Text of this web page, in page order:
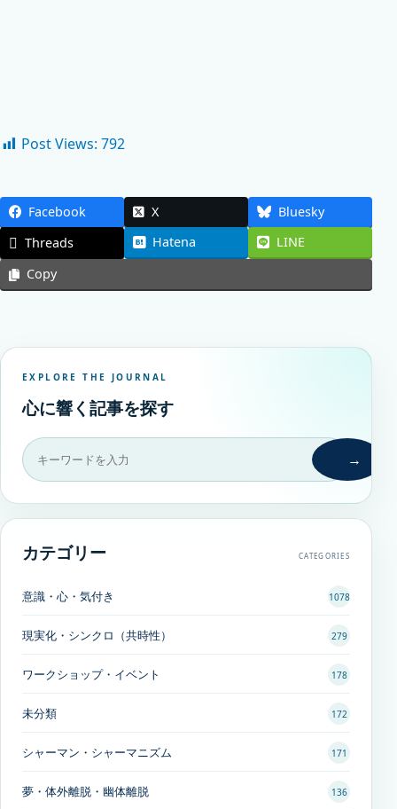
Post Views: 792
Facebook X
Bluesky
Threads
Hatena
LINE
Copy
EXPLORE THE JOURNAL
心に響く記事を探す
→
カテゴリー CATEGORIES
意識・心・気付き 1078
現実化・シンクロ（共時性） 279
ワークショップ・イベント 178
未分類 172
シャーマン・シャーマニズム 171
夢・体外離脱・幽体離脱 136